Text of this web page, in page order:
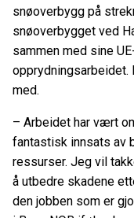
snøoverbygg på
snøoverbygget ved
sammen med sine
med.
– Arbeidet har vært
fantastisk innsats av
ressurser. Jeg vil
å utbedre skadene
den jobben som er